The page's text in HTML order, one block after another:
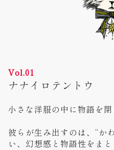
Vol.01
ナナイロテントウ
小さな洋服の中に物語を
彼らが生み出すのは、“か
い、幻想感と物語性をまと